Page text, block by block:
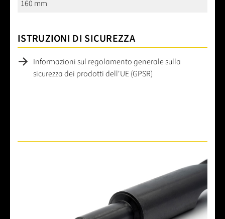
160 mm
ISTRUZIONI DI SICUREZZA
Informazioni sul regolamento generale sulla
sicurezza dei prodotti dell'UE (GPSR)